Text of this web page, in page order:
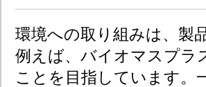
環境への取り組みは、製
例えば、バイオマスプラ
ことを目指しています。